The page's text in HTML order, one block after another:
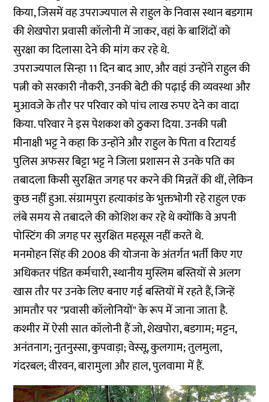
किया, जिसमें वह उपराज्यपाल से राहुल के निवास स्थान बडगाम
की शेखपोरा प्रवासी कॉलोनी में जाकर, वहां के बाशिंदों को
सुरक्षा का दिलासा देने की मांग कर रहे थे.
उपराज्यपाल सिन्हा 11 दिन बादआए, और वहां उन्होंने राहुल की
पत्नी को सरकारी नौकरी, उनकी बेटी की पढ़ाई की व्यवस्था और
मुआवजे के तौर पर परिवार को पांच लाख रुपए देने कावादा
किया. परिवार ने इस पेशकश को ठुकरा दिया. उनकी पत्नी
मीनाक्षी भट्ट ने कहा कि उन्होंने और राहुल के पिता व रिटायर्ड
पुलिस अफसर बिट्टा भट्ट ने जिला प्रशासन से उनके पति का
तबादला किसी सुरक्षित जगह पर करने की मिन्नतें की थीं, लेकिन
कुछ नहीं हुआ.संग्रामपुरा हत्याकांडके भुक्तभोगी रहे राहुल एक
लंबे समय से तबादले की कोशिश कर रहे थे क्योंकि वे अपनी
पोस्टिंग की जगह पर सुरक्षित महसूस नहीं करते थे.
मनमोहन सिंह की 2008 की योजना के अंतर्गत भर्ती किए गए
अधिकतर पंडित कर्मचारी, स्थानीय मुस्लिम बस्तियों से अलग
खास तौर पर उनके लिए बनाए गई बस्तियों में रहते हैं, जिन्हें
आमतौर पर "प्रवासी कॉलोनियों" के रूप में जाना जाता है.
कश्मीर में ऐसी सात कॉलोनी हैं जो, शेखपोरा, बडगाम; मट्टन,
अनंतनाग; नुतनुस्सा, कुपवाड़ा; वेस्सू, कुलगाम; तुलमुला,
गंदरबल; वीरवन, बारामुला और हाल, पुलवामा में हैं.